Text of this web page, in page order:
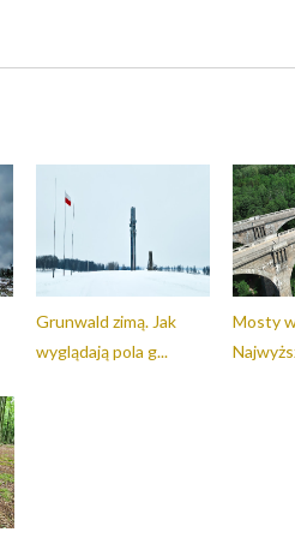
Grunwald zimą. Jak
wyglądają pola g...
Mosty